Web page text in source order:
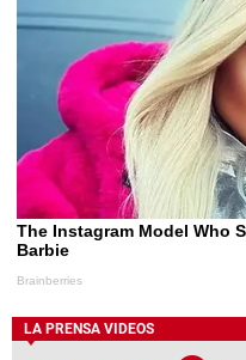
LA PRENSA VIDEOS